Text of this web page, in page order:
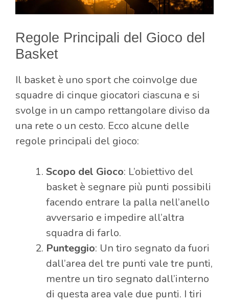
Regole Principali del Gioco del
Basket
Il basket è uno sport che coinvolge due
squadre di cinque giocatori ciascuna e si
svolge in un campo rettangolare diviso da
una rete o un cesto. Ecco alcune delle
regole principali del gioco:
Scopo del Gioco: L’obiettivo del
basket è segnare più punti possibili
facendo entrare la palla nell’anello
avversario e impedire all’altra
squadra di farlo.
Punteggio: Un tiro segnato da fuori
dall’area del tre punti vale tre punti,
mentre un tiro segnato dall’interno
di questa area vale due punti. I tiri